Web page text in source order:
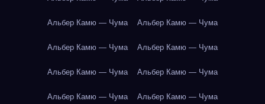
Альбер Камю — Чума Альбер Камю — Чума
Альбер Камю — Чума Альбер Камю — Чума
Альбер Камю — Чума Альбер Камю — Чума
Альбер Камю — Чума Альбер Камю — Чума